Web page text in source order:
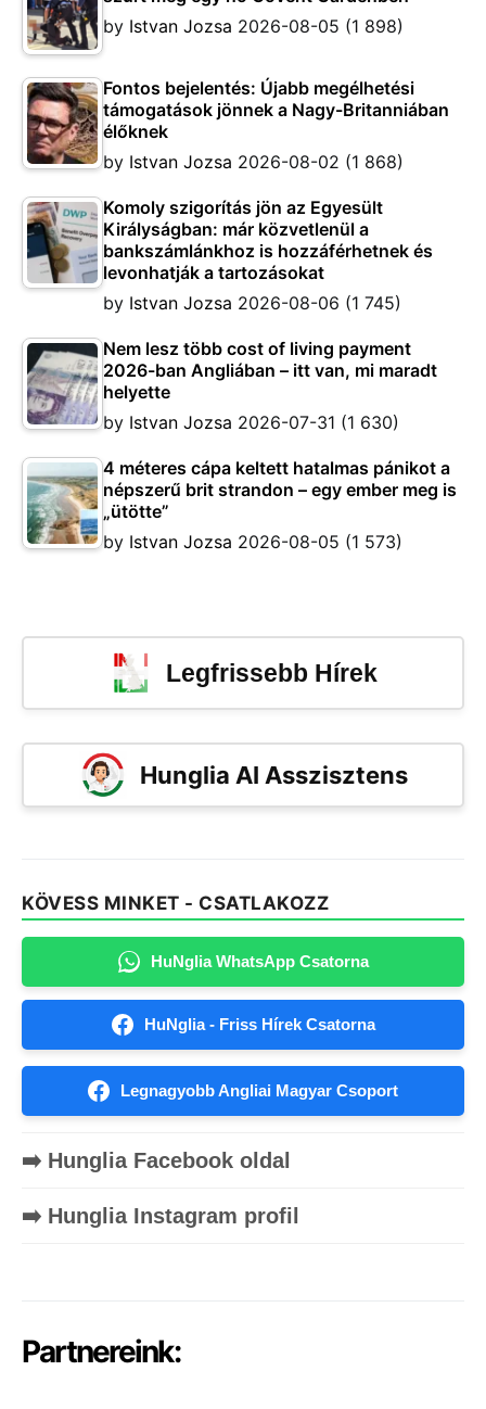
by Istvan Jozsa 2026-08-05 (1 898)
Fontos bejelentés: Újabb megélhetési
támogatások jönnek a Nagy-Britanniában
élőknek
by Istvan Jozsa 2026-08-02 (1 868)
Komoly szigorítás jön az Egyesült
Királyságban: már közvetlenül a
bankszámlánkhoz is hozzáférhetnek és
levonhatják a tartozásokat
by Istvan Jozsa 2026-08-06 (1 745)
Nem lesz több cost of living payment
2026-ban Angliában – itt van, mi maradt
helyette
by Istvan Jozsa 2026-07-31 (1 630)
4 méteres cápa keltett hatalmas pánikot a
népszerű brit strandon – egy ember meg is
„ütötte”
by Istvan Jozsa 2026-08-05 (1 573)
Legfrissebb Hírek
Hunglia AI Asszisztens
KÖVESS MINKET - CSATLAKOZZ
HuNglia WhatsApp Csatorna
HuNglia - Friss Hírek Csatorna
Legnagyobb Angliai Magyar Csoport
➡️ Hunglia Facebook oldal
➡️ Hunglia Instagram profil
Partnereink: